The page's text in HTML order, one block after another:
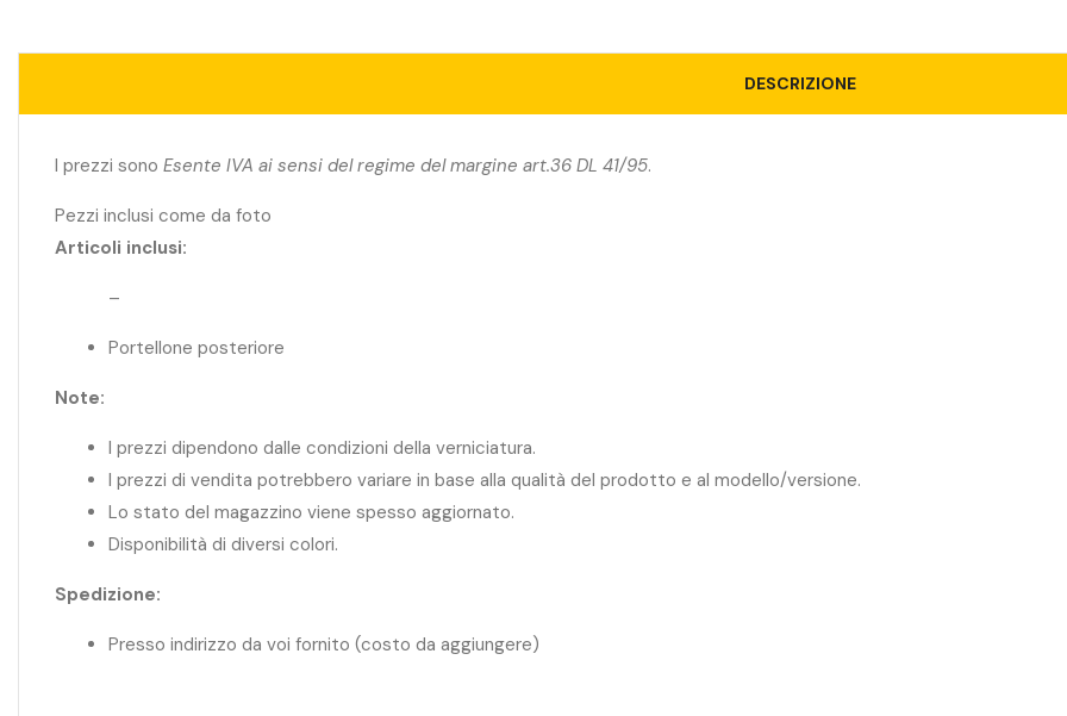
DESCRIZIONE
I prezzi sono Esente IVA ai sensi del regime del margine art.36 DL 41/95.
Pezzi inclusi come da foto
Articoli inclusi:
–
Portellone posteriore
Note:
I prezzi dipendono dalle condizioni della verniciatura.
I prezzi di vendita potrebbero variare in base alla qualità del prodotto e al modello/versione.
Lo stato del magazzino viene spesso aggiornato.
Disponibilità di diversi colori.
Spedizione:
Presso indirizzo da voi fornito (costo da aggiungere)